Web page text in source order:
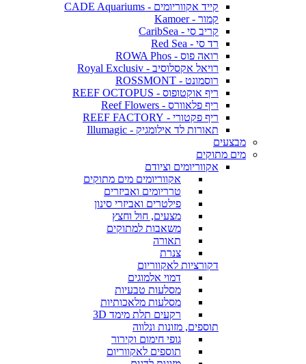
קייד אקווריומים - CADE Aquariums
קמור - Kamoer
קריב סי - CaribSea
רד סי - Red Sea
רואה פוס - ROWA Phos
רויאל אקסלוסיב - Royal Exclusiv
רוסמונט - ROSSMONT
ריף אוקטופוס - REEF OCTOPUS
ריף פלאוורס - Reef Flowers
ריף פקטורי - REEF FACTORY
תאורות לד אילומגיק - Illumagic
מבצעים
מים מתוקים
אקווריומים וציודם
אקווריומים מים מתוקים
טרריומים ואביזרים
פילטרים ואביזרי סינון
מצעים, חול וחצץ
משאבות למתוקים
תאורה
צנרת
דקורציות לאקווריום
דמוי אלמוגים
מסלעות טבעיות
מסלעות מלאכותיות
רקעים תלת מימד 3D
תוספים, מזונות ונלווה
גופי חימום וקירור
תוספים לאקווריום